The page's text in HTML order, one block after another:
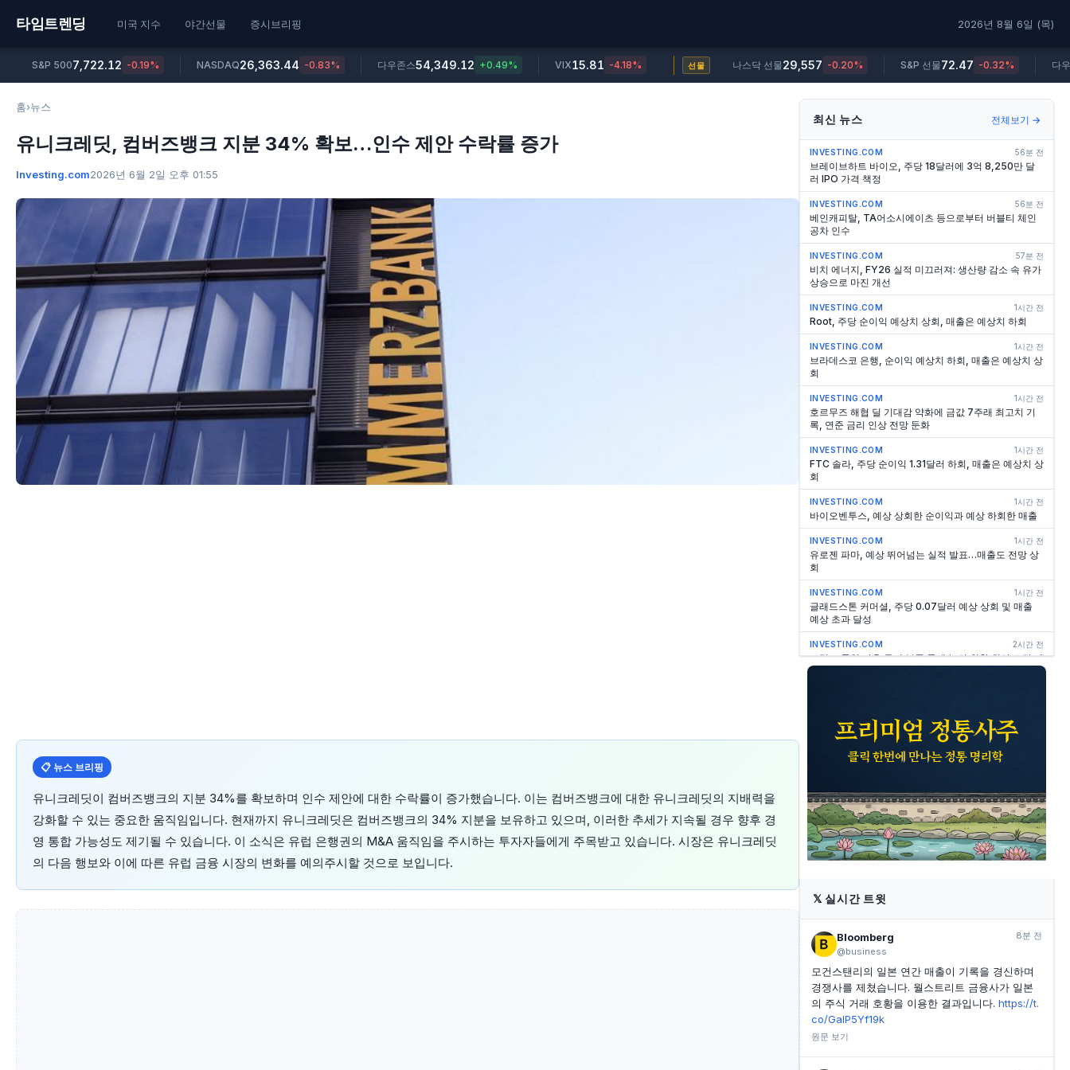
타임트렌딩 미국 지수 야간선물 증시브리핑 2026년 8월 6일 (목)
S&P 5007,722.12 -0.19% NASDAQ26,363.44 -0.83% 다우존스54,349.12 +0.49% VIX15.81 -4.18% 선물 나스닥 선물29,557 -0.20% S&P 선물72.47 -0.32% 다
홈›뉴스
유니크레딧, 컴버즈뱅크 지분 34% 확보…인수 제안 수락률 증가
Investing.com2026년 6월 2일 오후 01:55
📋 뉴스 브리핑
유니크레딧이 컴버즈뱅크의 지분 34%를 확보하며 인수 제안에 대한 수락률이 증가했습니다. 이는 컴버즈뱅크에 대한 유니크레딧의 지배력을
강화할 수 있는 중요한 움직임입니다. 현재까지 유니크레딧은 컴버즈뱅크의 34% 지분을 보유하고 있으며, 이러한 추세가 지속될 경우 향후 경
영 통합 가능성도 제기될 수 있습니다. 이 소식은 유럽 은행권의 M&A 움직임을 주시하는 투자자들에게 주목받고 있습니다. 시장은 유니크레딧
의 다음 행보와 이에 따른 유럽 금융 시장의 변화를 예의주시할 것으로 보입니다.
최신 뉴스 전체보기 →
INVESTING.COM 56분 전
브레이브하트 바이오, 주당 18달러에 3억 8,250만 달
러 IPO 가격 책정
INVESTING.COM 56분 전
베인캐피탈, TA어소시에이츠 등으로부터 버블티 체인
공차 인수
INVESTING.COM 57분 전
비치 에너지, FY26 실적 미끄러져: 생산량 감소 속 유가
상승으로 마진 개선
INVESTING.COM 1시간 전
Root, 주당 순이익 예상치 상회, 매출은 예상치 하회
INVESTING.COM 1시간 전
브라데스코 은행, 순이익 예상치 하회, 매출은 예상치 상
회
INVESTING.COM 1시간 전
호르무즈 해협 딜 기대감 약화에 금값 7주래 최고치 기
록, 연준 금리 인상 전망 둔화
INVESTING.COM 1시간 전
FTC 솔라, 주당 순이익 1.31달러 하회, 매출은 예상치 상
회
INVESTING.COM 1시간 전
바이오벤투스, 예상 상회한 순이익과 예상 하회한 매출
INVESTING.COM 1시간 전
유로젠 파마, 예상 뛰어넘는 실적 발표…매출도 전망 상
회
INVESTING.COM 1시간 전
글래드스톤 커머셜, 주당 0.07달러 예상 상회 및 매출
예상 초과 달성
INVESTING.COM 2시간 전
트럼프 통화 이후 무기 부족 문제 논의 위한 회의 소집 예
정 - NBC
INVESTING.COM 2시간 전
이란-오만 호르무즈 해협 운송 협상, 미국 재고 증가로
유가 추가 하락
이란-오만 대화로 미-이란 평화 협상 기대감 커지며 국
제 유가 하락
INVESTING.COM 2시간 전
AI 수요 견인에 따른 샌디스크, 분기 매출 호조 전망
𝕏 실시간 트윗
Bloomberg
@business
8분 전
모건스탠리의 일본 연간 매출이 기록을 경신하며
경쟁사를 제쳤습니다. 월스트리트 금융사가 일본
의 주식 거래 호황을 이용한 결과입니다. https://t.
co/GalP5Yf19k
원문 보기